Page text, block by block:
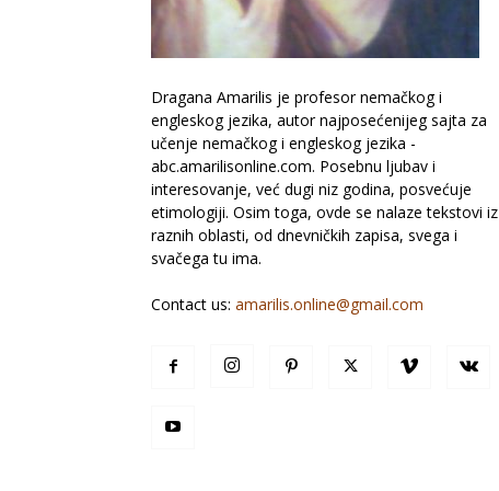
Dragana Amarilis je profesor nemačkog i
engleskog jezika, autor najposećenijeg sajta za
učenje nemačkog i engleskog jezika -
abc.amarilisonline.com. Posebnu ljubav i
interesovanje, već dugi niz godina, posvećuje
etimologiji. Osim toga, ovde se nalaze tekstovi iz
raznih oblasti, od dnevničkih zapisa, svega i
svačega tu ima.
Contact us: amarilis.online@gmail.com